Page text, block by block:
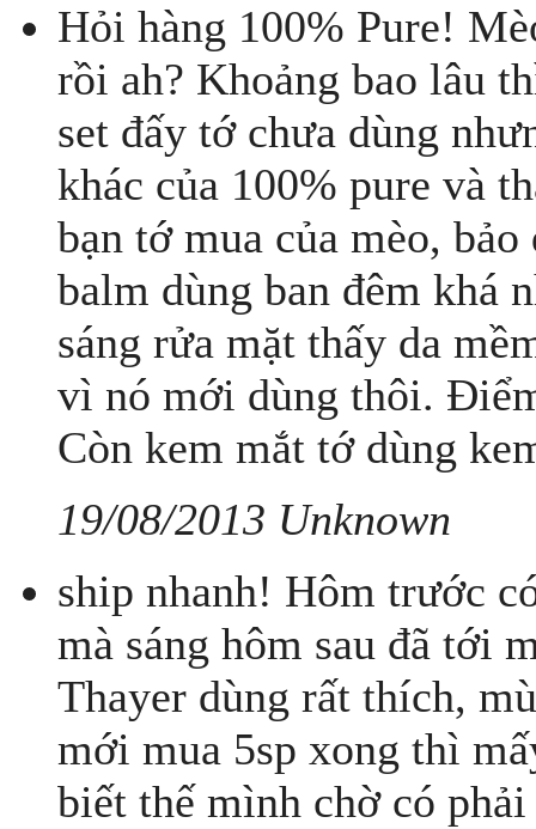
Hỏi hàng 100% Pure!
rồi ah? Khoảng bao lâu
set đấy tớ chưa dùng
khác của 100% pure và
bạn tớ mua của mèo,
balm dùng ban đêm khá
sáng rửa mặt thấy da
vì nó mới dùng thôi.
Còn kem mắt tớ dùng
19/08/2013 Unknown
ship nhanh! Hôm trước
mà sáng hôm sau đã tới
Thayer dùng rất thích,
mới mua 5sp xong thì
biết thế mình chờ có